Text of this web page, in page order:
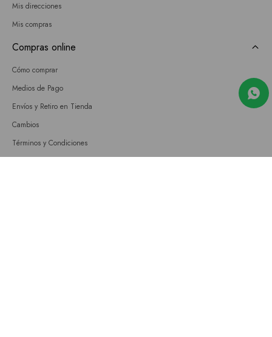
Mis direcciones
Mis compras
Compras online
Cómo comprar
Medios de Pago
Envíos y Retiro en Tienda
Cambios
Términos y Condiciones